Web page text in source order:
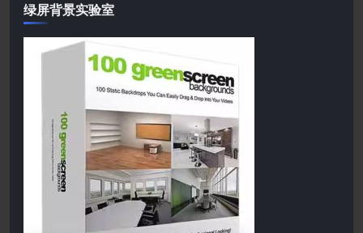
绿屏背景实验室